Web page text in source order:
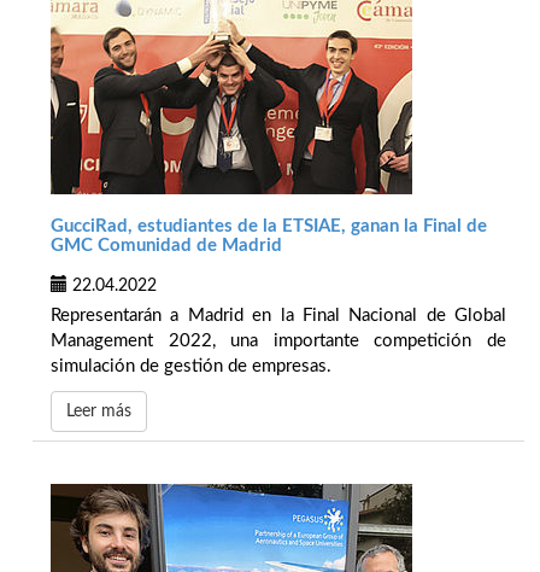
GucciRad, estudiantes de la ETSIAE, ganan la Final de
GMC Comunidad de Madrid
22.04.2022
Representarán a Madrid en la Final Nacional de Global
Management 2022, una importante competición de
simulación de gestión de empresas.
Leer más